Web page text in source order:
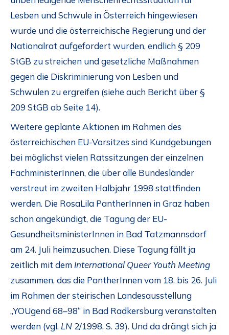
Lesben und Schwule in Österreich hingewiesen
wurde und die österreichische Regierung und der
Nationalrat aufgefordert wurden, endlich § 209
StGB zu streichen und gesetzliche Maßnahmen
gegen die Diskriminierung von Lesben und
Schwulen zu ergreifen (siehe auch Bericht über §
209 StGB ab Seite 14).
Weitere geplante Aktionen im Rahmen des
österreichischen EU-Vorsitzes sind Kundgebungen
bei möglichst vielen Ratssitzungen der einzelnen
FachministerInnen, die über alle Bundesländer
verstreut im zweiten Halbjahr 1998 stattfinden
werden. Die RosaLila PantherInnen in Graz haben
schon angekündigt, die Tagung der EU-
GesundheitsministerInnen in Bad Tatzmannsdorf
am 24. Juli heimzusuchen. Diese Tagung fällt ja
zeitlich mit demInternational Queer Youth Meeting
zusammen, das die PantherInnen vom 18. bis 26. Juli
im Rahmen der steirischen Landesausstellung
„YOUgend 68–98“ in Bad Radkersburg veranstalten
werden (vgl.LN 2/1998, S. 39). Und da drängt sich ja